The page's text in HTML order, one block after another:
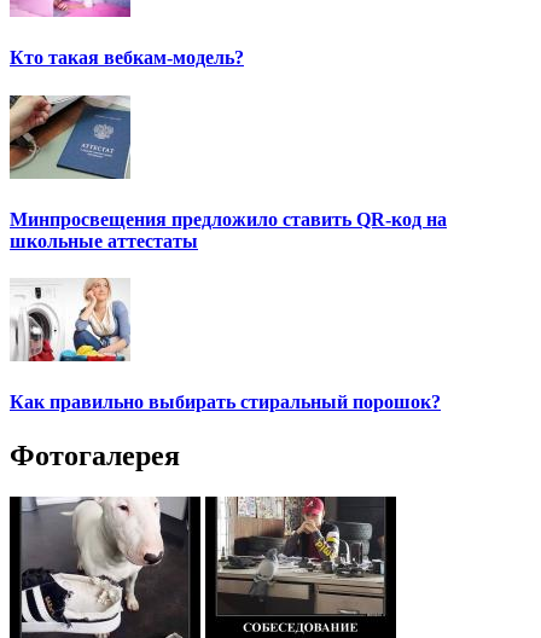
Кто такая вебкам-модель?
Минпросвещения предложило ставить QR-код на
школьные аттестаты
Как правильно выбирать стиральный порошок?
Фотогалерея